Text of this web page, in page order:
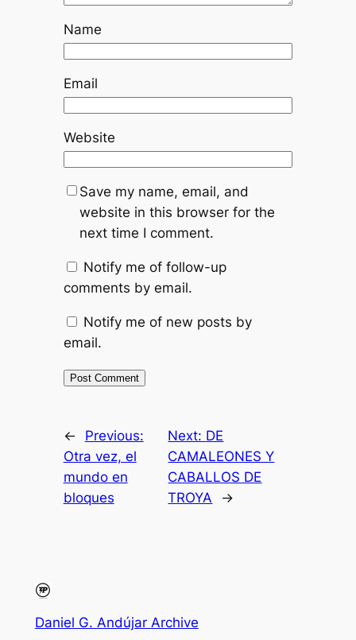
Name
Email
Website
Save my name, email, and
website in this browser for the
next time I comment.
Notify me of follow-up
comments by email.
Notify me of new posts by
email.
←
Previous:
Otra vez, el
mundo en
bloques
Next: DE
CAMALEONES Y
CABALLOS DE
TROYA
→
Daniel G. Andújar Archive